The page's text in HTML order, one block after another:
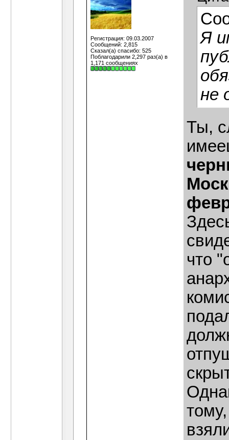
Регистрация: 09.03.2007
Сообщений: 2,815
Сказал(а) спасибо: 525
Поблагодарили 2,297 раз(а) в
1,171 сообщениях
Я
не
Ты,
что